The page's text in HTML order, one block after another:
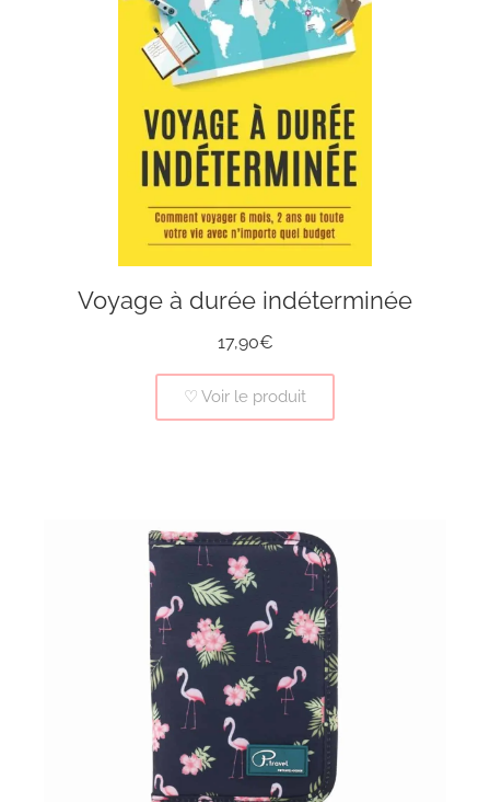
Voyage à durée indéterminée
17,90€
♡ Voir le produit